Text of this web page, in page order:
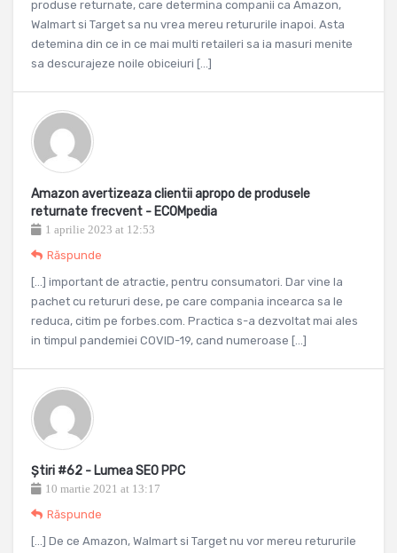
produse returnate, care determina companii ca Amazon,
Walmart si Target sa nu vrea mereu retururile inapoi. Asta
detemina din ce in ce mai multi retaileri sa ia masuri menite
sa descurajeze noile obiceiuri […]
Amazon avertizeaza clientii apropo de produsele
returnate frecvent - ECOMpedia
1 aprilie 2023 at 12:53
Răspunde
[…] important de atractie, pentru consumatori. Dar vine la
pachet cu retururi dese, pe care compania incearca sa le
reduca, citim pe forbes.com. Practica s-a dezvoltat mai ales
in timpul pandemiei COVID-19, cand numeroase […]
Știri #62 - Lumea SEO PPC
10 martie 2021 at 13:17
Răspunde
[…] De ce Amazon, Walmart si Target nu vor mereu retururile